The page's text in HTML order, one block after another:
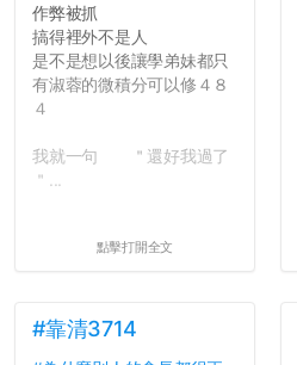
作弊被抓
搞得裡外不是人
是不是想以後讓學弟妹都只
有淑蓉的微積分可以修４８
４
我就一句 ＂還好我過了
＂...
點擊打開全文
#靠清3714